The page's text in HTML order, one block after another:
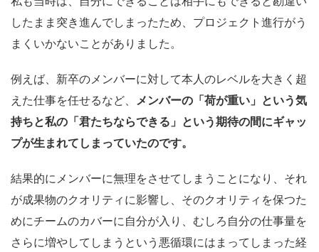
したまま突き進んでしまったため、プロジェクト進行がう
まくいかないことがありました。
例えば、新卒のメンバーに対して本人のレベルを大きく超
えた仕事を任せるなど、
メンバーの「荷が重い」という気
持ちと私の「君たちならできる」という期待の間にギャッ
プが生まれてしまっていたのです。
結果的にメンバーに無理をさせてしまうことになり、それ
が成果物のクオリティに影響し、そのクオリティを保つた
めにチームのカバーに自分が入り、むしろ自分の仕事量を
さらに増やしてしまうという悪循環にはまってしまった経